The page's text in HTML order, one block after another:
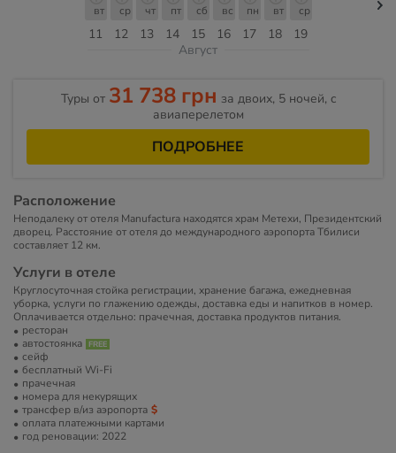
11
вт
12
ср
13
чт
14
пт
15
сб
16
вс
17
пн
18
вт
19
ср
Август
Туры от 31 738 грн за двоих, 5 ночей, c
авиаперелетом
ПОДРОБНЕЕ
Расположение
Неподалеку от отеля Manufactura находятся храм Метехи, Президентский
дворец. Расстояние от отеля до международного аэропорта Тбилиси
составляет 12 км.
Услуги в отеле
Круглосуточная стойка регистрации, хранение багажа, ежедневная
уборка, услуги по глажению одежды, доставка еды и напитков в номер.
Оплачивается отдельно: прачечная, доставка продуктов питания.
ресторан
автостоянка
сейф
бесплатный Wi-Fi
прачечная
номера для некурящих
трансфер в/из аэропорта
оплата платежными картами
год реновации: 2022